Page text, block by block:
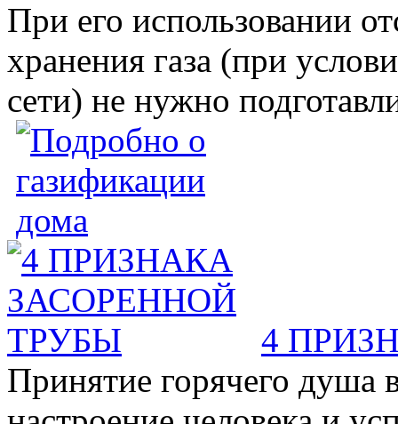
При его использовании
хранения газа (при
сети) не нужно
4
Принятие горячего душа